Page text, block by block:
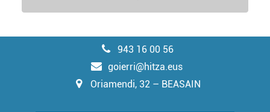
943 16 00 56
goierri@hitza.eus
Oriamendi, 32 – BEASAIN